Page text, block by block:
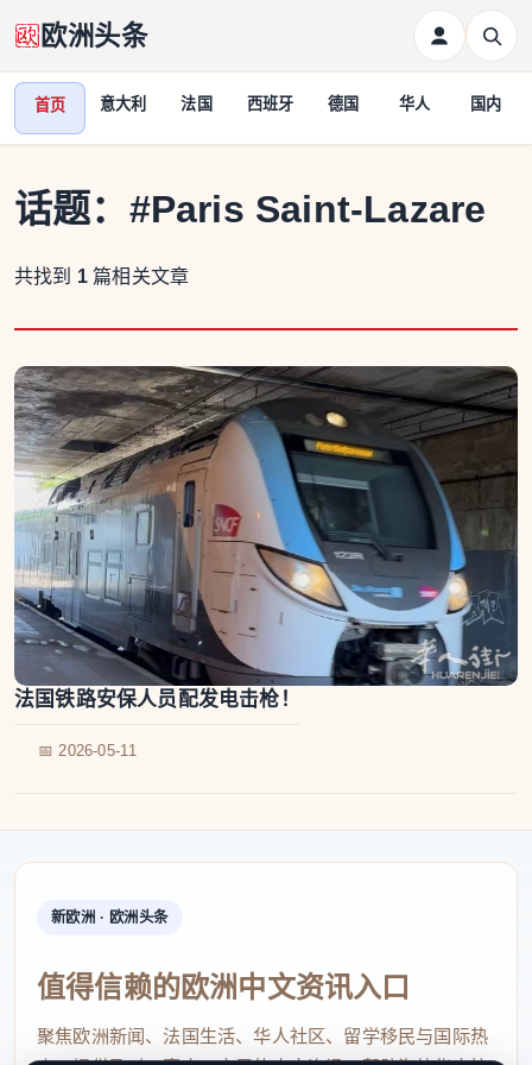
欧洲头条
首页 意大利 法国 西班牙 德国 华人 国内
话题： #Paris Saint-Lazare
共找到 1 篇相关文章
法国铁路安保人员配发电击枪！
📅 2026-05-11
新欧洲 · 欧洲头条
值得信赖的欧洲中文资讯入口
聚焦欧洲新闻、法国生活、华人社区、留学移民与国际热